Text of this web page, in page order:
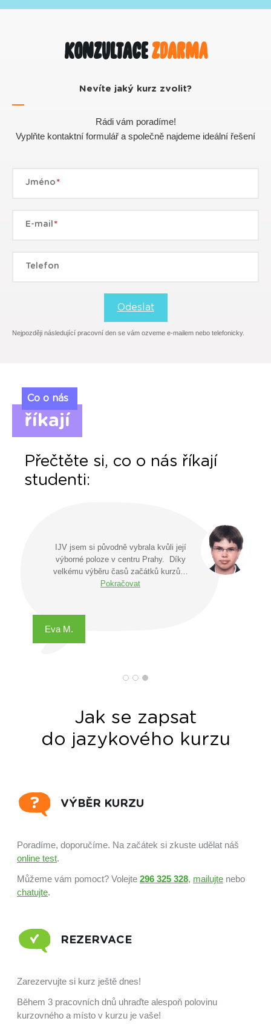
Co o nás
říkají
Přečtěte si, co o nás říkají
studenti:
IJV jsem si původně vybrala kvůli její
výborné poloze v centru Prahy. Díky
velkému výběru časů začátků kurzů…
Pokračovat
Eva M.
Konzultacezdarma
Nevíte jaký kurz zvolit?
Rádi vám poradíme!
Vyplňte kontaktní formulář a společně najdeme ideální řešení
Jméno
E-mail
Telefon
Odeslat
Nejpozději následující pracovní den se vám ozveme e-mailem nebo telefonicky.
Jak se zapsat
do jazykového kurzu
VÝBĚR KURZU
Poradíme, doporučíme. Na začátek si zkuste udělat náš
online test.
Můžeme vám pomoct? Volejte 296 325 328, mailujte nebo
chatujte.
REZERVACE
Zarezervujte si kurz ještě dnes!
Během 3 pracovních dnů uhraďte alespoň polovinu
kurzovného a místo v kurzu je vaše!